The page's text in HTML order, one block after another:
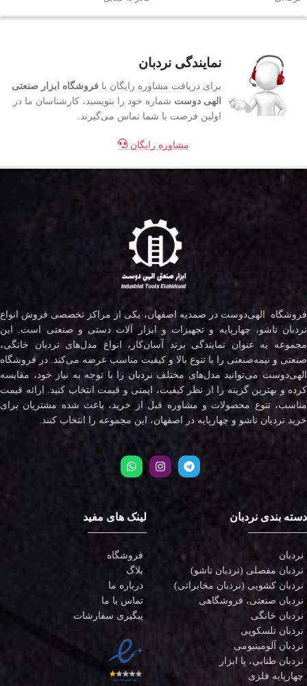
نمایندگی نردبان
برای دریافت مشاوره رایگان با فروشگاه ابزار صنعتی
الهی دوست شماره خود را بنویسید، کارشناسان ما در
اولین فرصت با شما تماس می‌گیرند.
مشاوره رایگان
فروشگاه الهی‌دوست در صمدیه اصفهان، یکی از مراکز تخصصی فروش انواع
نردبان تاشو، چهارپایه و تجهیزات و ابزار آلات دستی و صنعتی است. این
مجموعه به عنوان نمایندگی برند آسان‌کار، انواع مدل‌های نردبان خانگی،
صنعتی و نیمه‌صنعتی را با تنوع بالا و کیفیت مناسب عرضه می‌کند. در فروشگاه
الهی‌دوست می‌توانید مدل‌های مختلف نردبان را با توجه به نیاز خود، مقایسه
کرده و بهترین گزینه را از نظر کیفیت، ایمنی و قیمت انتخاب کنید. ارائه قیمت
مناسب، تنوع محصولات و مشاوره قبل از خرید، باعث شده مشتریان برای
خرید نردبان تاشو و چهارپایه در اصفهان، این مجموعه را انتخاب کنند.
دسته بندی نردبان
نردبان
نردبان مفصلی (نردبان تاشو)
نردبان کشویی (نردبان مخابراتی)
نردبان صنعتی، فروشگاهی
نردبان خانگی
نردبان تلسکوپی
نردبان آلومینیومی
نردبان طنابی، پا ابزار
چهارپایه فلزی
لینک های مفید
فروشگاه
بلاگ
درباره ما
تماس با ما
پیگیری سفارشات